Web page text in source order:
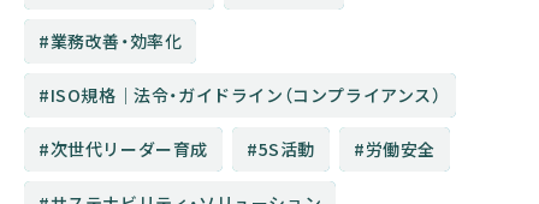
業務改善・効率化
ISO規格│法令・ガイドライン（コンプライアンス）
次世代リーダー育成 5S活動 労働安全